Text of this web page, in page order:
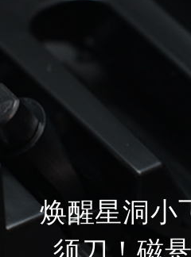
焕醒星洞小
须刀！磁